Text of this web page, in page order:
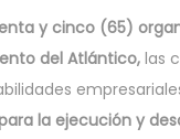
y cinco (65)
del Atlántico, las
la ejecución y